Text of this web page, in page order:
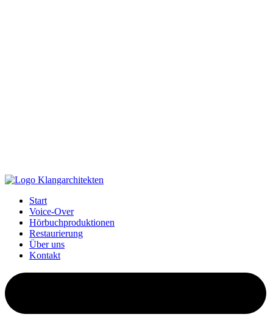
Start
Voice-Over
Hörbuchproduktionen
Restaurierung
Über uns
Kontakt